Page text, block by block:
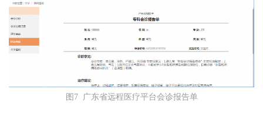
图7 广东省远程医疗平台会诊报告单